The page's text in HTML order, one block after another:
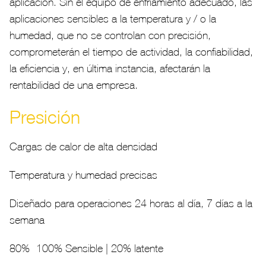
aplicación. Sin el equipo de enfriamiento adecuado, las
aplicaciones sensibles a la temperatura y / o la
humedad, que no se controlan con precisión,
comprometerán el tiempo de actividad, la confiabilidad,
la eficiencia y, en última instancia, afectarán la
rentabilidad de una empresa.
Presición
Cargas de calor de alta densidad
Temperatura y humedad precisas
Diseñado para operaciones 24 horas al día, 7 días a la
semana
80% -100% Sensible | 20% latente